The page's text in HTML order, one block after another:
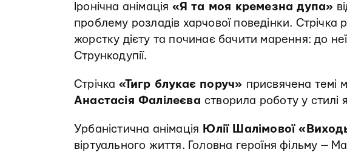
Іронічна анімація «Я та моя кремезна дупа»
проблему розладів харчової поведінки. Стрічка
жорстку дієту та починає бачити марення: до
Стрункодупії.
Стрічка «Тигр блукає поруч» присвячена темі
Анастасія Фалілеєва створила роботу у стилі
Урбаністична анімація Юлії Шалімової
віртуального життя. Головна героїня фільму —